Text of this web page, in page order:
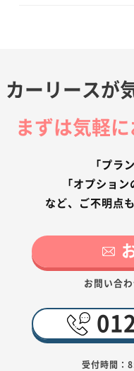
カーリースが
まずは気軽
「プラ
「オプショ
など、ご不明点
お問い合
受付時間：